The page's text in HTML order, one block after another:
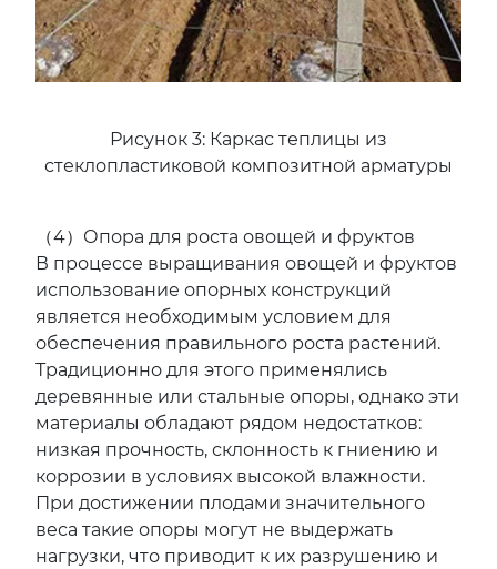
Рисунок 3: Каркас теплицы из
стеклопластиковой композитной арматуры
（4）Опора для роста овощей и фруктов
В процессе выращивания овощей и фруктов
использование опорных конструкций
является необходимым условием для
обеспечения правильного роста растений.
Традиционно для этого применялись
деревянные или стальные опоры, однако эти
материалы обладают рядом недостатков:
низкая прочность, склонность к гниению и
коррозии в условиях высокой влажности.
При достижении плодами значительного
веса такие опоры могут не выдержать
нагрузки, что приводит к их разрушению и